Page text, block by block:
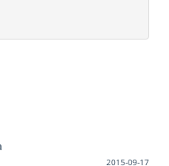
2015-09-17